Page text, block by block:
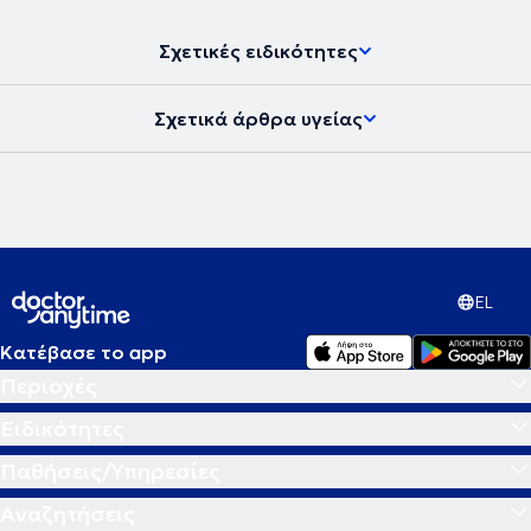
Σχετικές ειδικότητες
Σχετικά άρθρα υγείας
EL
Κατέβασε το app